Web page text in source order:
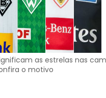
as estrelas nas
o motivo